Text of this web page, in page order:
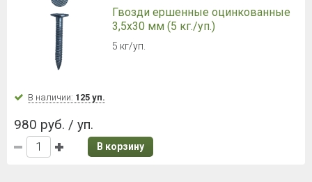
Гвозди ершенные оцинкованные
3,5х30 мм (5 кг./уп.)
5 кг/уп.
В наличии: 125 уп.
980 руб. / уп.
В корзину